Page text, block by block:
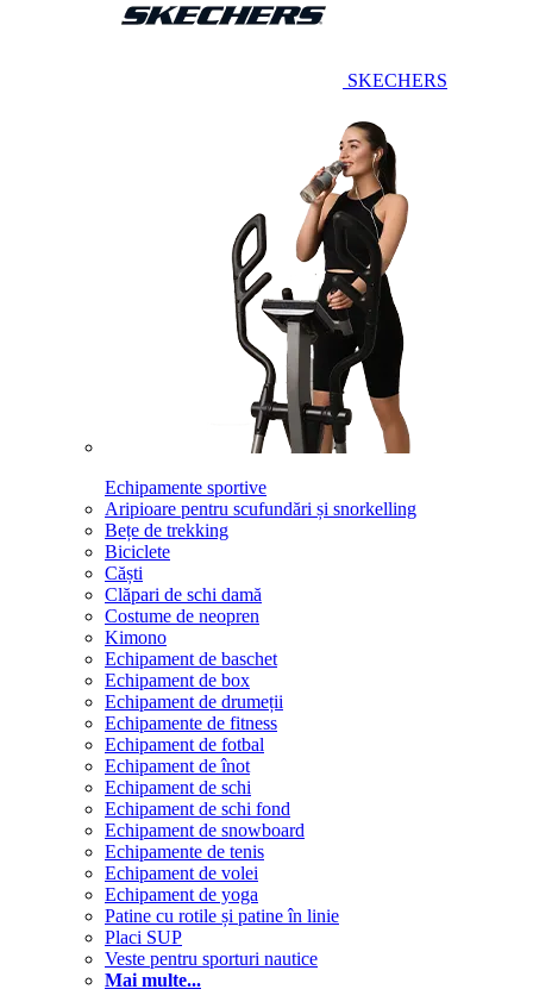
SKECHERS
Echipamente sportive
Aripioare pentru scufundări și snorkelling
Bețe de trekking
Biciclete
Căști
Clăpari de schi damă
Costume de neopren
Kimono
Echipament de baschet
Echipament de box
Echipament de drumeții
Echipamente de fitness
Echipament de fotbal
Echipament de înot
Echipament de schi
Echipament de schi fond
Echipament de snowboard
Echipamente de tenis
Echipament de volei
Echipament de yoga
Patine cu rotile și patine în linie
Placi SUP
Veste pentru sporturi nautice
Mai multe...